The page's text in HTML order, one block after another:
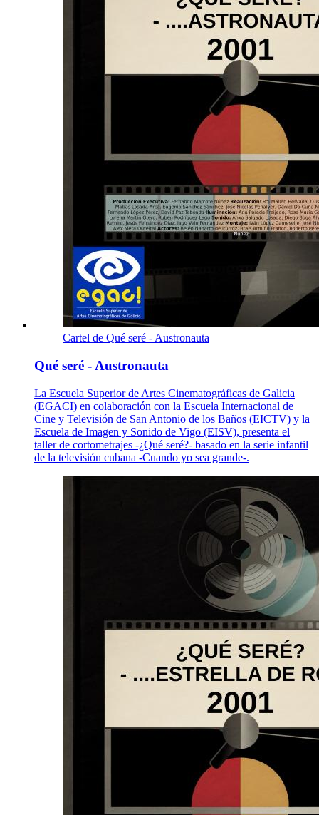
Cartel de Qué seré - Austronauta
Qué seré - Austronauta
La Escuela Superior de Artes Cinematográficas de Galicia
(EGACI) en colaboración con la Escuela Internacional de
Cine y Televisión de San Antonio de los Baños (EICTV) y la
Escuela de Imagen y Sonido de Vigo (EISV), presenta el
taller de cortometrajes -¿Qué seré?- basado en la serie infantil
de la televisión cubana -Cuando yo sea grande-.